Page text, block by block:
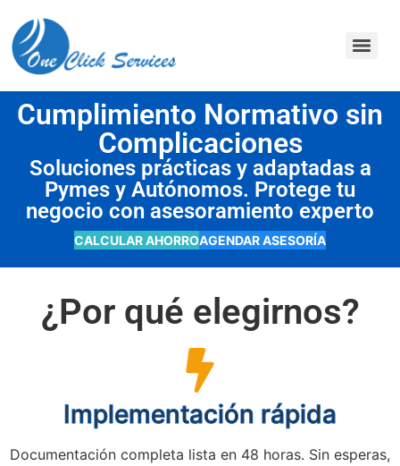
Cumplimiento Normativo sin
Complicaciones
Soluciones prácticas y adaptadas a
Pymes y Autónomos. Protege tu
negocio con asesoramiento experto
CALCULAR AHORROAGENDAR ASESORÍA
¿Por qué elegirnos?
Implementación rápida
Documentación completa lista en 48 horas. Sin esperas,